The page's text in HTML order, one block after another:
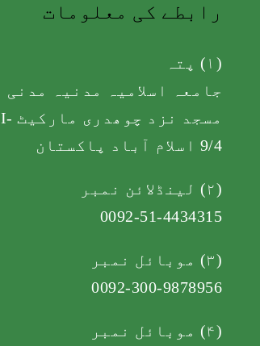
رابطے کی معلومات
(۱) پتہ
جامعہ اسلامیہ مدنیہ مدنی
مسجد نزد چوھدری مارکیٹ I-
9/4 اسلام آباد پاکستان
(۲) لینڈلائن نمبر
0092-51-4434315
(۳) موبائل نمبر
0092-300-9878956
(۴) موبائل نمبر